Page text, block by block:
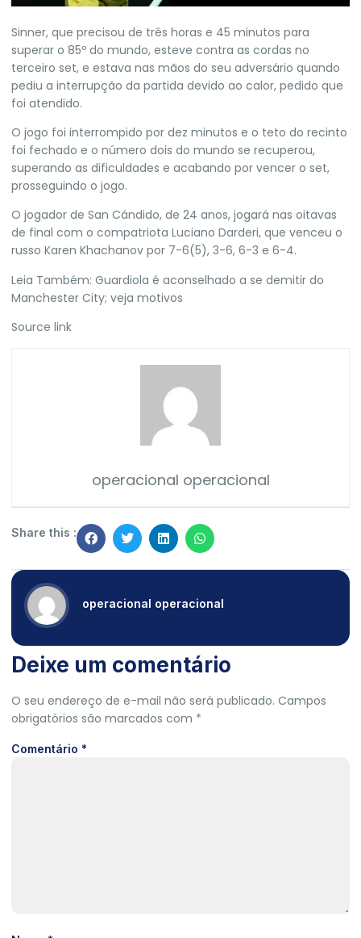
Sinner, que precisou de três horas e 45 minutos para
superar o 85º do mundo, esteve contra as cordas no
terceiro set, e estava nas mãos do seu adversário quando
pediu a interrupção da partida devido ao calor, pedido que
foi atendido.
O jogo foi interrompido por dez minutos e o teto do recinto
foi fechado e o número dois do mundo se recuperou,
superando as dificuldades e acabando por vencer o set,
prosseguindo o jogo.
O jogador de San Cándido, de 24 anos, jogará nas oitavas
de final com o compatriota Luciano Darderi, que venceu o
russo Karen Khachanov por 7-6(5), 3-6, 6-3 e 6-4.
Leia Também: Guardiola é aconselhado a se demitir do
Manchester City; veja motivos
Source link
operacional operacional
Share this :
operacional operacional
Deixe um comentário
O seu endereço de e-mail não será publicado. Campos
obrigatórios são marcados com *
Comentário *